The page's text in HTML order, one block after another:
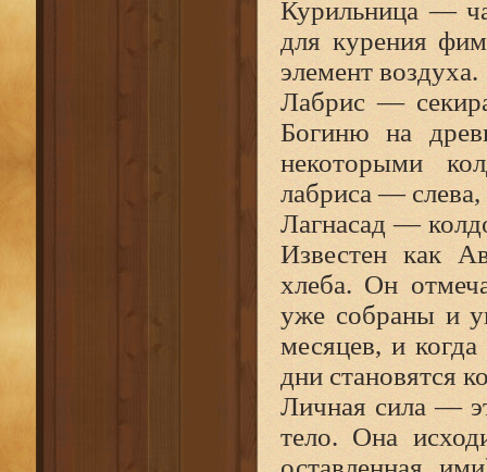
Курильница —
для курения
элемент воздуха.
Лабрис —
Богиню на
некоторыми
лабриса — слева,
Лагнасад —
Известен как
хлеба. Он
уже собраны и
месяцев, и
дни становятся
Личная сила —
тело. Она